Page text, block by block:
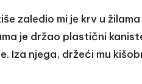
zaledio mi je krv u
je držao plastični
Iza njega, držeći mu